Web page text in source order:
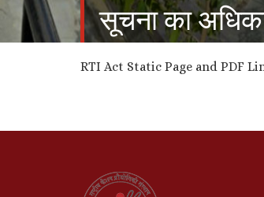
सूचना का
RTI Act Static Page and PDF